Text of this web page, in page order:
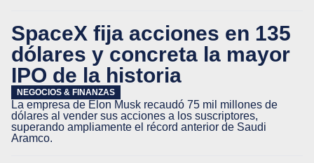
SpaceX fija acciones en 135
dólares y concreta la mayor
IPO de la historia
NEGOCIOS & FINANZAS
La empresa de Elon Musk recaudó 75 mil millones de
dólares al vender sus acciones a los suscriptores,
superando ampliamente el récord anterior de Saudi
Aramco.